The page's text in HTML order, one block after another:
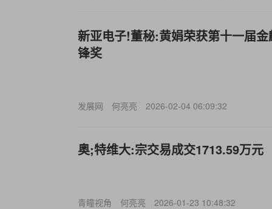
新亚电子!董秘:黄娟荣获第十一届金
锋奖
发展网 何亮亮 2026-02-04 06:09:32
奥;特维大:宗交易成交1713.59万元
青瞳视角 何亮亮 2026-01-23 10:48:32